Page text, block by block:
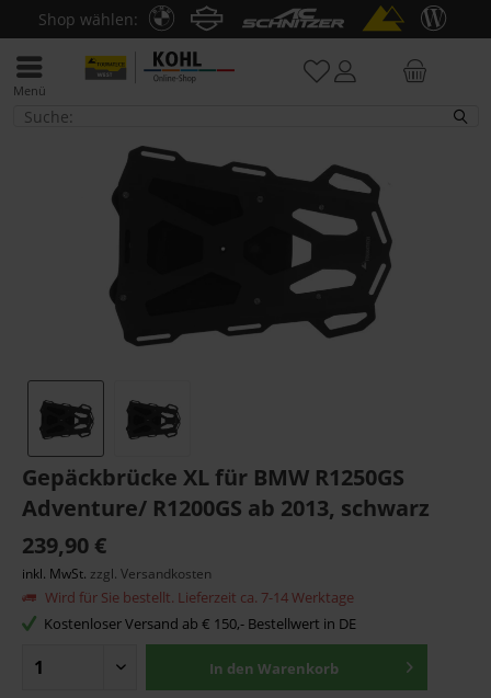
Shop wählen:
Menü
Gepäckbrücke
Gepäckbrücke XL für BMW R1250GS
Adventure/ R1200GS ab 2013, schwarz
239,90 €
inkl. MwSt. zzgl. Versandkosten
Wird für Sie bestellt. Lieferzeit ca. 7-14 Werktage
Kostenloser Versand ab € 150,- Bestellwert in DE
In den Warenkorb